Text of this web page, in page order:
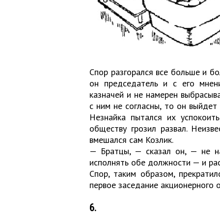
Спор разгорался все больше и
он председатель и с его
казначей и не намерен
с ним не согласны, то он
Незнайка пытался их
обществу грозил развал.
вмешался сам Козлик.
— Братцы, — сказал он, — не
исполнять обе должности — и
Спор, таким образом,
первое заседание
6.